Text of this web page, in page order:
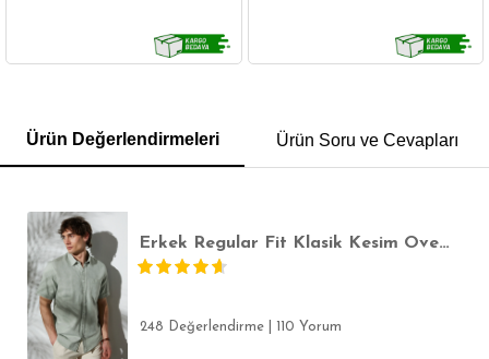
POLO YAKA T-SHIRT KEMER BOXER
Ürün Değerlendirmeleri Ürün Soru ve Cevapları
Erkek Regular Fit Klasik Kesim Oversize %100 Pamuk Keten Doku Cepli Yeşil Gömlek
248 Değerlendirme 110 Yorum